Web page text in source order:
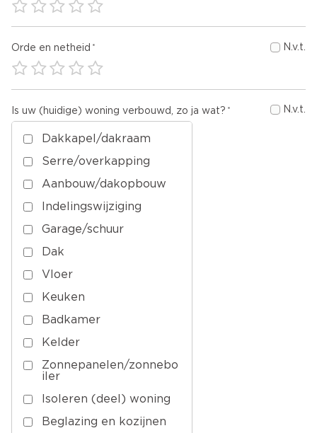
Orde en netheid N.v.t.
Is uw (huidige) woning verbouwd, zo ja wat?
Dakkapel/dakraam
Serre/overkapping
Aanbouw/dakopbouw
Indelingswijziging
Garage/schuur
Dak
Vloer
Keuken
Badkamer
Kelder
Zonnepanelen/zonnebo
iler
Isoleren (deel) woning
Beglazing en kozijnen
N.v.t.